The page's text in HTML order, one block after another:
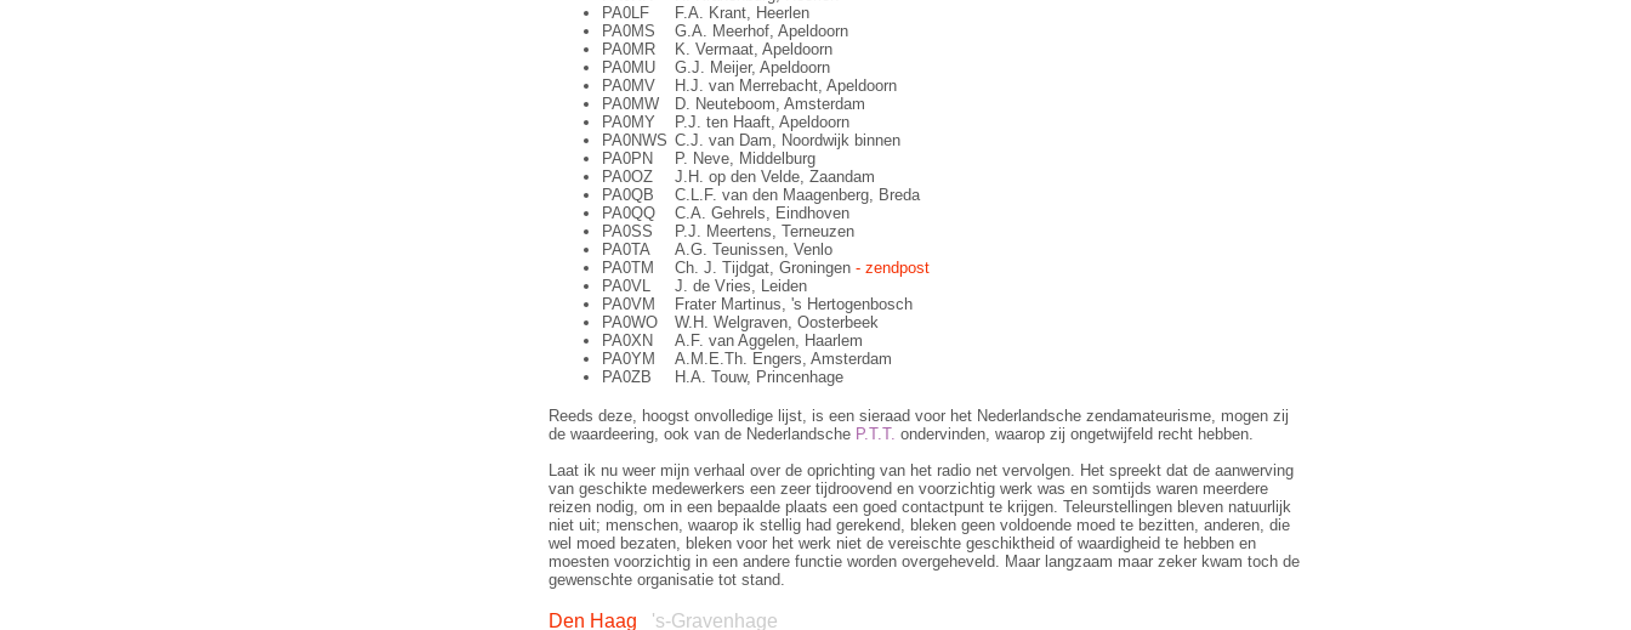
PA0LF
F.A. Krant, Heerlen
PA0MS
G.A. Meerhof, Apeldoorn
PA0MR
K. Vermaat, Apeldoorn
PA0MU
G.J. Meijer, Apeldoorn
PA0MV
H.J. van Merrebacht, Apeldoorn
PA0MW
D. Neuteboom, Amsterdam
PA0MY
P.J. ten Haaft, Apeldoorn
PA0NWS C.J. van Dam, Noordwijk binnen
PA0PN
P. Neve, Middelburg
PA0OZ
J.H. op den Velde, Zaandam
PA0QB
C.L.F. van den Maagenberg, Breda
PA0QQ
C.A. Gehrels, Eindhoven
PA0SS
P.J. Meertens, Terneuzen
PA0TA
A.G. Teunissen, Venlo
PA0TM
Ch. J. Tijdgat, Groningen - zendpost
PA0VL
J. de Vries, Leiden
PA0VM
Frater Martinus, 's Hertogenbosch
PA0WO
W.H. Welgraven, Oosterbeek
PA0XN
A.F. van Aggelen, Haarlem
PA0YM
A.M.E.Th. Engers, Amsterdam
PA0ZB
H.A. Touw, Princenhage
Reeds deze, hoogst onvolledige lijst, is een sieraad voor het Nederlandsche zendamateurisme, mogen zij
de waardeering, ook van de Nederlandsche P.T.T. ondervinden, waarop zij ongetwijfeld recht hebben.
Laat ik nu weer mijn verhaal over de oprichting van het radio net vervolgen. Het spreekt dat de aanwerving
van geschikte medewerkers een zeer tijdroovend en voorzichtig werk was en som­tijds waren meerdere
reizen nodig, om in een bepaalde plaats een goed contactpunt te krijgen. Te­leur­stel­lingen bleven natuurlijk
niet uit; menschen, waarop ik stellig had gerekend, bleken geen voldoende moed te bezitten, anderen, die
wel moed bezaten, bleken voor het werk niet de ver­eischte geschiktheid of waardigheid te hebben en
moesten voorzichtig in een andere functie wor­den overgeheveld. Maar langzaam maar zeker kwam toch de
gewenschte organisatie tot stand.
Den Haag 's-Gravenhage